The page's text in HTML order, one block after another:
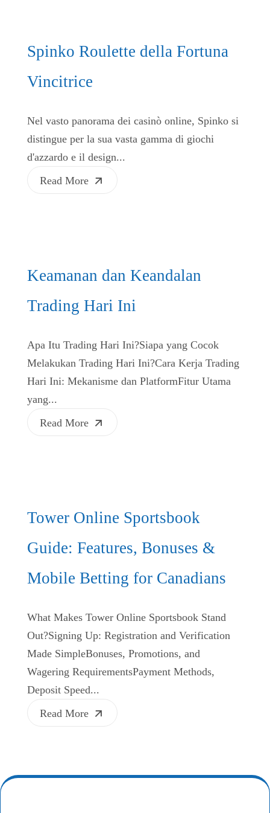
Spinko Roulette della Fortuna
Vincitrice
Nel vasto panorama dei casinò online, Spinko si
distingue per la sua vasta gamma di giochi
d'azzardo e il design...
Read More
Keamanan dan Keandalan
Trading Hari Ini
Apa Itu Trading Hari Ini?Siapa yang Cocok
Melakukan Trading Hari Ini?Cara Kerja Trading
Hari Ini: Mekanisme dan PlatformFitur Utama
yang...
Read More
Tower Online Sportsbook
Guide: Features, Bonuses &
Mobile Betting for Canadians
What Makes Tower Online Sportsbook Stand
Out?Signing Up: Registration and Verification
Made SimpleBonuses, Promotions, and
Wagering RequirementsPayment Methods,
Deposit Speed...
Read More